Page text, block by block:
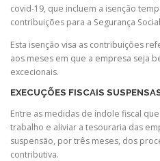
covid-19, que incluem a isenção
contribuições para a Segurança
Esta isenção visa as contribuições
aos meses em que a empresa seja
excecionais.
EXECUÇÕES FISCAIS
Entre as medidas de índole fiscal
trabalho e aliviar a tesouraria das
suspensão, por três meses, dos
contributiva.